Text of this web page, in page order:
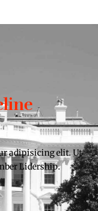
adipisicing elit. Ut
Lidership.